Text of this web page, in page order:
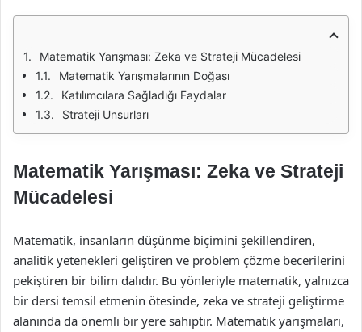
Matematik Yarışması: Zeka ve Strateji Mücadelesi
Matematik Yarışmalarının Doğası
Katılımcılara Sağladığı Faydalar
Strateji Unsurları
Matematik Yarışması: Zeka ve Strateji
Mücadelesi
Matematik, insanların düşünme biçimini şekillendiren,
analitik yetenekleri geliştiren ve problem çözme becerilerini
pekiştiren bir bilim dalıdır. Bu yönleriyle matematik, yalnızca
bir dersi temsil etmenin ötesinde, zeka ve strateji geliştirme
alanında da önemli bir yere sahiptir. Matematik yarışmaları,